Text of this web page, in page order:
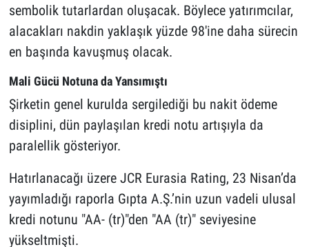
sembolik tutarlardan oluşacak. Böylece yatırımcılar,
alacakları nakdin yaklaşık yüzde 98'ine daha sürecin
en başında kavuşmuş olacak.
Mali Gücü Notuna da Yansımıştı
Şirketin genel kurulda sergilediği bu nakit ödeme
disiplini, dün paylaşılan kredi notu artışıyla da
paralellik gösteriyor.
Hatırlanacağı üzere JCR Eurasia Rating, 23 Nisan’da
yayımladığı raporla Gıpta A.Ş.’nin uzun vadeli ulusal
kredi notunu "AA- (tr)"den "AA (tr)" seviyesine
yükseltmişti.